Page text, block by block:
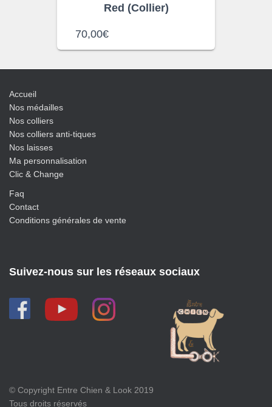
Red (Collier)
70,00€
Accueil
Nos médailles
Nos colliers
Nos colliers anti-tiques
Nos laisses
Ma personnalisation
Clic & Change
Faq
Contact
Conditions générales de vente
Suivez-nous sur les réseaux sociaux
© Copyright Entre Chien & Look 2019
Tous droits réservés